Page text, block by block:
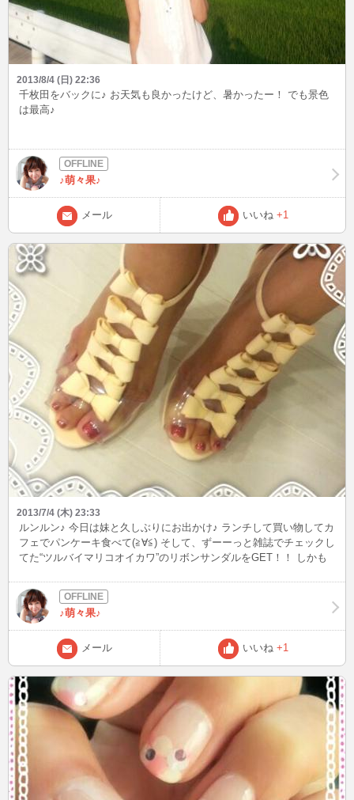
2013/8/4 (日) 22:36
千枚田をバックに♪ お天気も良かったけど、暑かったー！ でも景色
は最高♪
♪萌々果♪
メール いいね +1
2013/7/4 (木) 23:33
ルンルン♪ 今日は妹と久しぶりにお出かけ♪ ランチして買い物してカ
フェでパンケーキ食べて(≧∀≦) そして、ずーーっと雑誌でチェックし
てた“ツルバイマリコオイカワ”のリボンサンダルをGET！！ しかも
♪萌々果♪
メール いいね +1